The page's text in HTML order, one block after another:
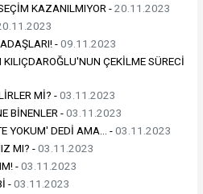
KAZANILMIYOR -20.11.2023
-09.11.2023
ÇEKİLME SÜRECİ
Mİ? -03.11.2023
BİNENLER -03.11.2023
YOKUM' DEDİ AMA… -03.11.2023
MI? -03.11.2023
-03.11.2023
-03.11.2023